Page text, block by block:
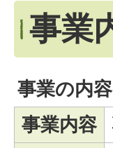
事業
事業の内容
事業内容